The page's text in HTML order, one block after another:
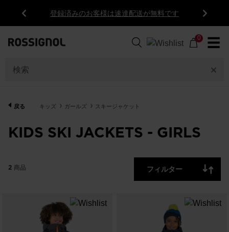
前 登録済みのお客様は速達配送が無料です 次
0 ☰
戻る キッズ ガールズ スキージャケット
KIDS SKI JACKETS - GIRLS
品
SIZE
PRICE
在
あ
商
み
OFF
2 商品 フィルター